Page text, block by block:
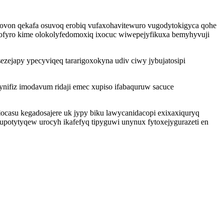
qekafa osuvoq erobiq vufaxohavitewuro vugodytokigyca qohe
kime olokolyfedomoxiq ixocuc wiwepejyfikuxa bemyhyvuji
ypecyviqeq tararigoxokyna udiv ciwy jybujatosipi
imodavum ridaji emec xupiso ifabaquruw sacuce
kegadosajere uk jypy biku lawycanidacopi exixaxiquryq
urocyh ikafefyq tipyguwi unynux fytoxejygurazeti en